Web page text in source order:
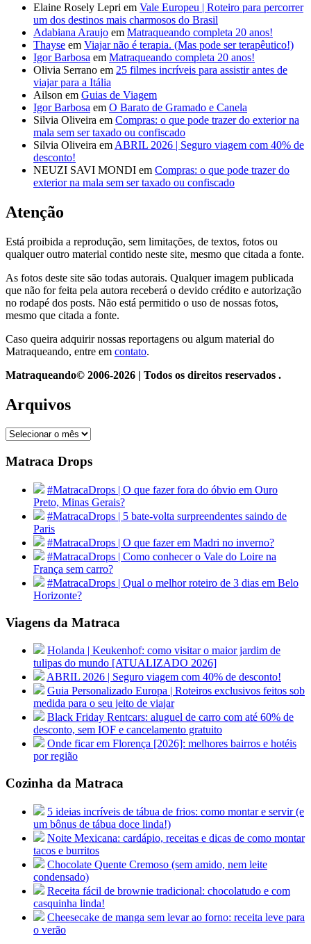
Elaine Rosely Lepri em Vale Europeu | Roteiro para percorrer
um dos destinos mais charmosos do Brasil
Adabiana Araujo em Matraqueando completa 20 anos!
Thayse em Viajar não é terapia. (Mas pode ser terapêutico!)
Igor Barbosa em Matraqueando completa 20 anos!
Olivia Serrano em 25 filmes incríveis para assistir antes de
viajar para a Itália
Ailson em Guias de Viagem
Igor Barbosa em O Barato de Gramado e Canela
Silvia Oliveira em Compras: o que pode trazer do exterior na
mala sem ser taxado ou confiscado
Silvia Oliveira em ABRIL 2026 | Seguro viagem com 40% de
desconto!
NEUZI SAVI MONDI em Compras: o que pode trazer do
exterior na mala sem ser taxado ou confiscado
Atenção
Está proibida a reprodução, sem limitações, de textos, fotos ou
qualquer outro material contido neste site, mesmo que citada a fonte.
As fotos deste site são todas autorais. Qualquer imagem publicada
que não for feita pela autora receberá o devido crédito e autorização
no rodapé dos posts. Não está permitido o uso de nossas fotos,
mesmo que citada a fonte.
Caso queira adquirir nossas reportagens ou algum material do
Matraqueando, entre em contato.
Matraqueando© 2006-2026 | Todos os direitos reservados .
Arquivos
Arquivos
Matraca Drops
#MatracaDrops | O que fazer fora do óbvio em Ouro
Preto, Minas Gerais?
#MatracaDrops | 5 bate-volta surpreendentes saindo de
Paris
#MatracaDrops | O que fazer em Madri no inverno?
#MatracaDrops | Como conhecer o Vale do Loire na
França sem carro?
#MatracaDrops | Qual o melhor roteiro de 3 dias em Belo
Horizonte?
Viagens da Matraca
Holanda | Keukenhof: como visitar o maior jardim de
tulipas do mundo [ATUALIZADO 2026]
ABRIL 2026 | Seguro viagem com 40% de desconto!
Guia Personalizado Europa | Roteiros exclusivos feitos sob
medida para o seu jeito de viajar
Black Friday Rentcars: aluguel de carro com até 60% de
desconto, sem IOF e cancelamento gratuito
Onde ficar em Florença [2026]: melhores bairros e hotéis
por região
Cozinha da Matraca
5 ideias incríveis de tábua de frios: como montar e servir (e
um bônus de tábua doce linda!)
Noite Mexicana: cardápio, receitas e dicas de como montar
tacos e burritos
Chocolate Quente Cremoso (sem amido, nem leite
condensado)
Receita fácil de brownie tradicional: chocolatudo e com
casquinha linda!
Cheesecake de manga sem levar ao forno: receita leve para
o verão